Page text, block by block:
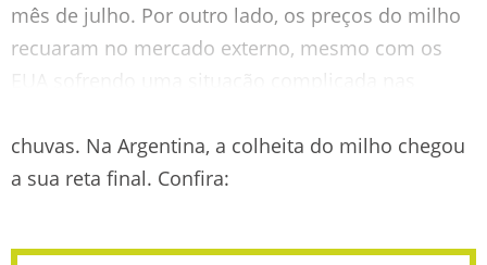
mês de julho. Por outro lado, os preços do milho
recuaram no mercado externo, mesmo com os
EUA sofrendo uma situação complicada nas
chuvas. Na Argentina, a colheita do milho chegou
a sua reta final. Confira: